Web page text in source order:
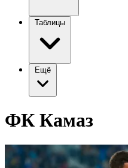
Таблицы
Ещё
ФК Камаз